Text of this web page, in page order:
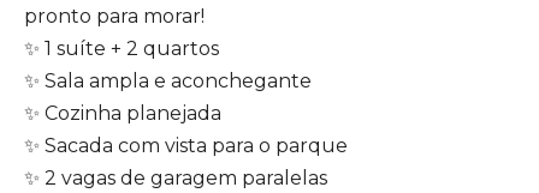
pronto para morar!
✨ 1 suíte + 2 quartos
✨ Sala ampla e aconchegante
✨ Cozinha planejada
✨ Sacada com vista para o parque
✨ 2 vagas de garagem paralelas